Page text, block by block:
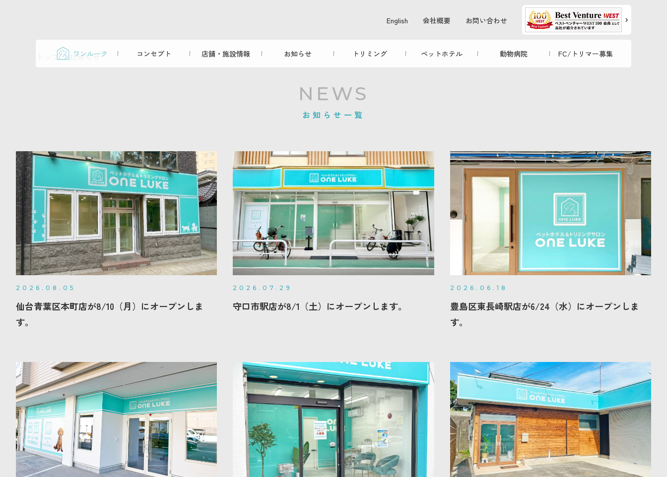
English 会社概要 お問い合わせ
ワンルーク コンセプト 店舗・施設情報 お知らせ トリミング ペットホテル 動物病院 FC/トリマー募集
トップ>お知らせ
NEWS
お知らせ一覧
2026.08.05
仙台青葉区本町店が8/10（月）にオープンしま
す。
2026.07.29
守口市駅店が8/1（土）にオープンします。
2026.06.18
豊島区東長崎駅店が6/24（水）にオープンしま
す。